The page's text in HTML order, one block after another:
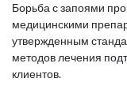
Борьба с запоями
медицинскими
утвержденным
методов лечения
клиентов.